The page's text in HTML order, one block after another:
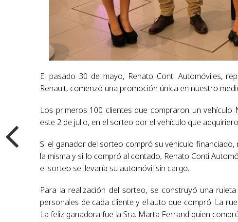
El pasado 30 de mayo, Renato Conti Automóviles,
Renault, comenzó una promoción única en nuestro
Los primeros 100 clientes que compraron un
este 2 de julio, en el sorteo por el vehículo que
Si el ganador del sorteo compró su vehículo
la misma y si lo compró al contado, Renato Conti
el sorteo se llevaría su automóvil sin cargo.
Para la realización del sorteo, se construyó una
personales de cada cliente y el auto que compró. La
La feliz ganadora fue la Sra. Marta Ferrand quien